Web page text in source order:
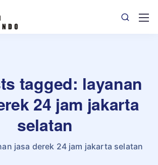
tagged: layanan
24 jam jakarta
selatan
jasa derek 24 jam jakarta selatan